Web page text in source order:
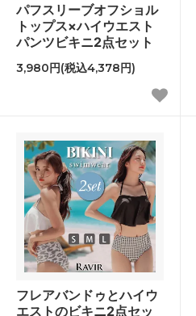
パフスリーブオフショル
トップス×ハイウエスト
パンツビキニ2点セット
3,980円(税込4,378円)
フレアバンドゥとハイウ
エストのビキニ2点セッ